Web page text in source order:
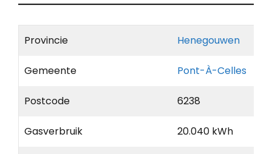
Provincie Henegouwen
Gemeente Pont-À-Celles
Postcode 6238
Gasverbruik 20.040 kWh